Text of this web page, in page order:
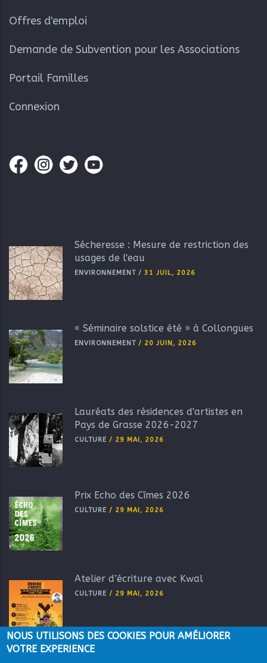
Offres d'emploi
Demande de Subvention pour les Associations
Portail Familles
Connexion
Sécheresse : Mesure de restriction des
usages de l'eau
ENVIRONNEMENT / 31 JUIL, 2026
« Séminaire solstice été » à Collongues
ENVIRONNEMENT / 20 JUIN, 2026
Lauréats des résidences d'artistes en
Pays de Grasse 2026-2027
CULTURE / 29 MAI, 2026
Prix Echo des Cîmes 2026
CULTURE / 29 MAI, 2026
Atelier d’écriture avec Kwal
CULTURE / 29 MAI, 2026
NOUS UTILISONS DES COOKIES POUR AMÉLIORER
VOTRE EXPERIENCE